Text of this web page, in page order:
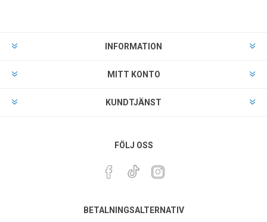
INFORMATION
MITT KONTO
KUNDTJÄNST
FÖLJ OSS
BETALNINGSALTERNATIV